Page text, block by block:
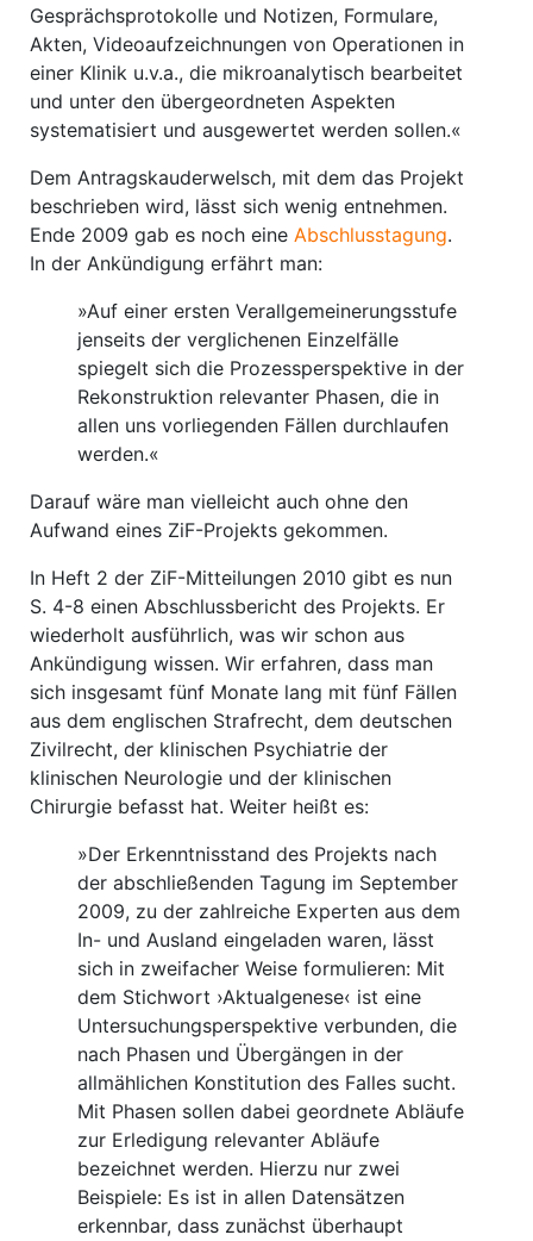
Gesprächsprotokolle und Notizen, Formulare,
Akten, Videoaufzeichnungen von Operationen in
einer Klinik u.v.a., die mikroanalytisch bearbeitet
und unter den übergeordneten Aspekten
systematisiert und ausgewertet werden sollen.«
Dem Antragskauderwelsch, mit dem das Projekt
beschrieben wird, lässt sich wenig entnehmen.
Ende 2009 gab es noch eine Abschlusstagung.
In der Ankündigung erfährt man:
»Auf einer ersten Verallgemeinerungsstufe
jenseits der verglichenen Einzelfälle
spiegelt sich die Prozessperspektive in der
Rekonstruktion relevanter Phasen, die in
allen uns vorliegenden Fällen durchlaufen
werden.«
Darauf wäre man vielleicht auch ohne den
Aufwand eines ZiF-Projekts gekommen.
In Heft 2 der ZiF-Mitteilungen 2010 gibt es nun
S. 4-8 einen Abschlussbericht des Projekts. Er
wiederholt ausführlich, was wir schon aus
Ankündigung wissen. Wir erfahren, dass man
sich insgesamt fünf Monate lang mit fünf Fällen
aus dem englischen Strafrecht, dem deutschen
Zivilrecht, der klinischen Psychiatrie der
klinischen Neurologie und der klinischen
Chirurgie befasst hat. Weiter heißt es:
»Der Erkenntnisstand des Projekts nach
der abschließenden Tagung im September
2009, zu der zahlreiche Experten aus dem
In- und Ausland eingeladen waren, lässt
sich in zweifacher Weise formulieren: Mit
dem Stichwort ›Aktualgenese‹ ist eine
Untersuchungsperspektive verbunden, die
nach Phasen und Übergängen in der
allmählichen Konstitution des Falles sucht.
Mit Phasen sollen dabei geordnete Abläufe
zur Erledigung relevanter Abläufe
bezeichnet werden. Hierzu nur zwei
Beispiele: Es ist in allen Datensätzen
erkennbar, dass zunächst überhaupt